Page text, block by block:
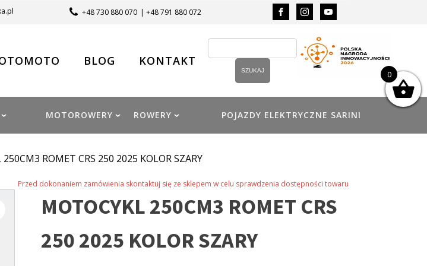
+48 730 880 070 | +48 791 880 072
BLOG KONTAKT
MOTOROWERY ROWERY POJAZDY ELEKTRYCZNE SARINI
ROMET CRS 250 2025 KOLOR SZARY
Przed dokonaniem zamówienia skontaktuj się ze sklepem w celu sprawdzenia dostępności towaru
MOTOCYKL 250CM3 ROMET CRS
250 2025 KOLOR SZARY
0